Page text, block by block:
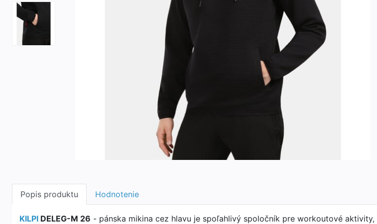
Popis produktu Hodnotenie
KILPI DELEG-M 26 - pánska mikina cez hlavu je spoľahlivý spoločník pre workoutové aktivity,